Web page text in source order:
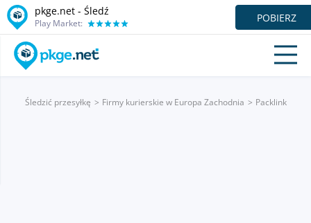
pkge.net - Śledź
Play Market: POBIERZ
Śledzić przesyłkę Firmy kurierskie w Europa Zachodnia Packlink